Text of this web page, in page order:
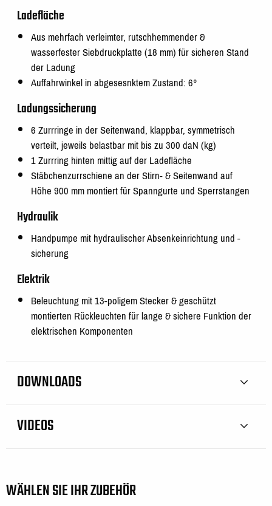
Ladefläche
Aus mehrfach verleimter, rutschhemmender &
wasserfester Siebdruckplatte (18 mm) für sicheren Stand
der Ladung
Auffahrwinkel in abgesesnktem Zustand: 6°
Ladungssicherung
6 Zurrringe in der Seitenwand, klappbar, symmetrisch
verteilt, jeweils belastbar mit bis zu 300 daN (kg)
1 Zurrring hinten mittig auf der Ladefläche
Stäbchenzurrschiene an der Stirn- & Seitenwand auf
Höhe 900 mm montiert für Spanngurte und Sperrstangen
Hydraulik
Handpumpe mit hydraulischer Absenkeinrichtung und -
sicherung
Elektrik
Beleuchtung mit 13-poligem Stecker & geschützt
montierten Rückleuchten für lange & sichere Funktion der
elektrischen Komponenten
DOWNLOADS
VIDEOS
WÄHLEN SIE IHR ZUBEHÖR